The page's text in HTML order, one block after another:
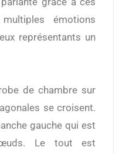
émotions
représentants un
de chambre sur
se croisent.
gauche qui est
Le tout est